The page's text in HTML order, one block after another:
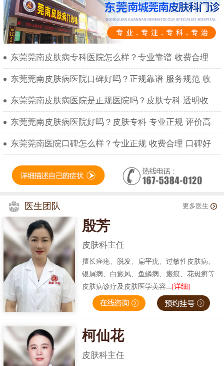
东莞莞南皮肤病专科医院怎么样？专业靠谱 收费合理
东莞莞南皮肤病医院口碑好吗？正规靠谱 服务规范 收
东莞莞南皮肤病医院是正规医院吗？皮肤专科 透明收
东莞莞南皮肤病医院好吗？皮肤专科 专业正规 评价高
东莞莞南医院口碑怎么样？专业正规 收费合理 口碑好
医生团队 更多医生
殷芳
皮肤科主任
擅长痤疮、脱发、扁平疣、过敏性皮肤病、
银屑病、白癜风、鱼鳞病、瘢痕、花斑癣等
皮肤病诊疗及皮肤医学美容... [详细]
柯仙花
皮肤科主任